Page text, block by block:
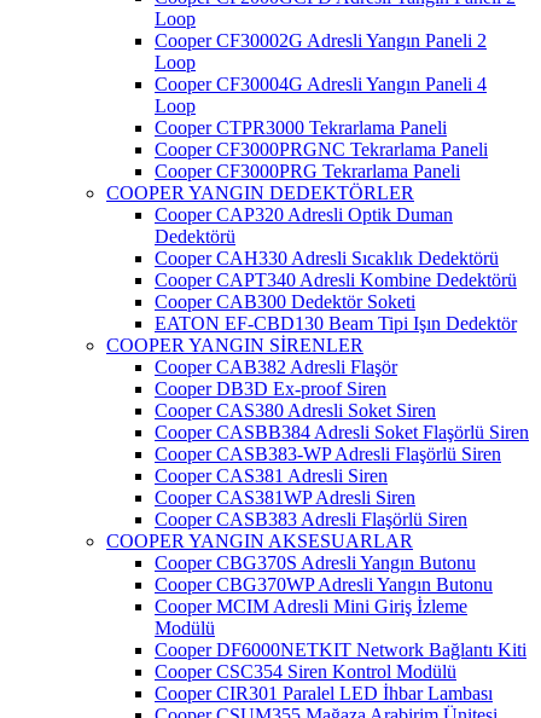
Loop
Cooper CF30002G Adresli Yangın Paneli 2
Loop
Cooper CF30004G Adresli Yangın Paneli 4
Loop
Cooper CTPR3000 Tekrarlama Paneli
Cooper CF3000PRGNC Tekrarlama Paneli
Cooper CF3000PRG Tekrarlama Paneli
COOPER YANGIN DEDEKTÖRLER
Cooper CAP320 Adresli Optik Duman
Dedektörü
Cooper CAH330 Adresli Sıcaklık Dedektörü
Cooper CAPT340 Adresli Kombine Dedektörü
Cooper CAB300 Dedektör Soketi
EATON EF-CBD130 Beam Tipi Işın Dedektör
COOPER YANGIN SİRENLER
Cooper CAB382 Adresli Flaşör
Cooper DB3D Ex-proof Siren
Cooper CAS380 Adresli Soket Siren
Cooper CASBB384 Adresli Soket Flaşörlü Siren
Cooper CASB383-WP Adresli Flaşörlü Siren
Cooper CAS381 Adresli Siren
Cooper CAS381WP Adresli Siren
Cooper CASB383 Adresli Flaşörlü Siren
COOPER YANGIN AKSESUARLAR
Cooper CBG370S Adresli Yangın Butonu
Cooper CBG370WP Adresli Yangın Butonu
Cooper MCIM Adresli Mini Giriş İzleme
Modülü
Cooper DF6000NETKIT Network Bağlantı Kiti
Cooper CSC354 Siren Kontrol Modülü
Cooper CIR301 Paralel LED İhbar Lambası